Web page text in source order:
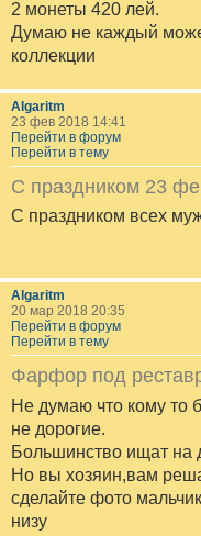
2 монеты 420 лей.
Думаю не каждый
коллекции
Algaritm
23 фев 2018 14:41
Перейти в форум
Перейти в тему
С праздником 23
С праздником всех
Algaritm
20 мар 2018 20:35
Перейти в форум
Перейти в тему
Фарфор под
Не думаю что кому то
не дорогие.
Большинство ищат на
Но вы хозяин,вам
сделайте фото
низу